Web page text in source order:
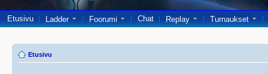
Etusivu Ladder Foorumi Chat Replay Turnaukset
Etusivu